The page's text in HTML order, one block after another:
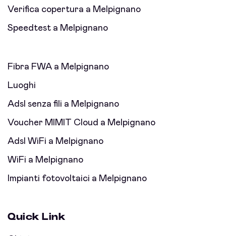
Verifica copertura a Melpignano
Speedtest a Melpignano
Fibra FWA a Melpignano
Luoghi
Adsl senza fili a Melpignano
Voucher MIMIT Cloud a Melpignano
Adsl WiFi a Melpignano
WiFi a Melpignano
Impianti fotovoltaici a Melpignano
Quick Link